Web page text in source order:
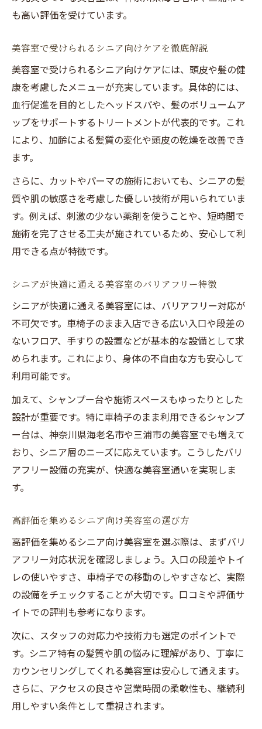
も高い評価を受けています。
美容室で受けられるシニア向けケアを徹底解説
美容室で受けられるシニア向けケアには、頭皮や髪の健
康を考慮したメニューが充実しています。具体的には、
血行促進を目的としたヘッドスパや、髪のボリュームア
ップをサポートするトリートメントが代表的です。これ
により、加齢による髪質の変化や頭皮の乾燥を改善でき
ます。
さらに、カットやパーマの施術においても、シニアの髪
質や肌の敏感さを考慮した優しい技術が用いられていま
す。例えば、刺激の少ない薬剤を使うことや、短時間で
施術を完了させる工夫が施されているため、安心して利
用できる点が特徴です。
シニアが快適に通える美容室のバリアフリー特徴
シニアが快適に通える美容室には、バリアフリー対応が
不可欠です。車椅子のまま入店できる広い入口や段差の
ないフロア、手すりの設置などが基本的な設備として求
められます。これにより、身体の不自由な方も安心して
利用可能です。
加えて、シャンプー台や施術スペースもゆったりとした
設計が重要です。特に車椅子のまま利用できるシャンプ
ー台は、神奈川県海老名市や三浦市の美容室でも増えて
おり、シニア層のニーズに応えています。こうしたバリ
アフリー設備の充実が、快適な美容室通いを実現しま
す。
高評価を集めるシニア向け美容室の選び方
高評価を集めるシニア向け美容室を選ぶ際は、まずバリ
アフリー対応状況を確認しましょう。入口の段差やトイ
レの使いやすさ、車椅子での移動のしやすさなど、実際
の設備をチェックすることが大切です。口コミや評価サ
イトでの評判も参考になります。
次に、スタッフの対応力や技術力も選定のポイントで
す。シニア特有の髪質や肌の悩みに理解があり、丁寧に
カウンセリングしてくれる美容室は安心して通えます。
さらに、アクセスの良さや営業時間の柔軟性も、継続利
用しやすい条件として重視されます。